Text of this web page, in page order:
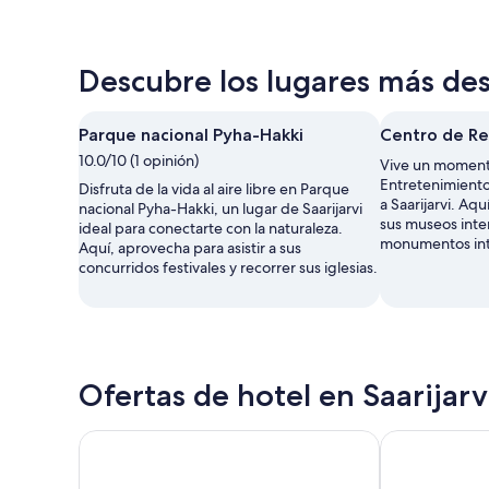
Descubre los lugares más
Parque nacional Pyha-Hakki
10.0/10 (1 opinión)
Disfruta de la vida al aire libre en Parque
nacional Pyha-Hakki, un lugar de Saarijarvi
ideal para conectarte con la naturaleza.
Aquí, aprovecha para asistir a sus
concurridos festivales y recorrer sus iglesias.
Centro de
Vive un
a Saarijarvi.
sus museos
monumentos
Ofertas de hotel en
Hiekkarannanlomat Riverfront